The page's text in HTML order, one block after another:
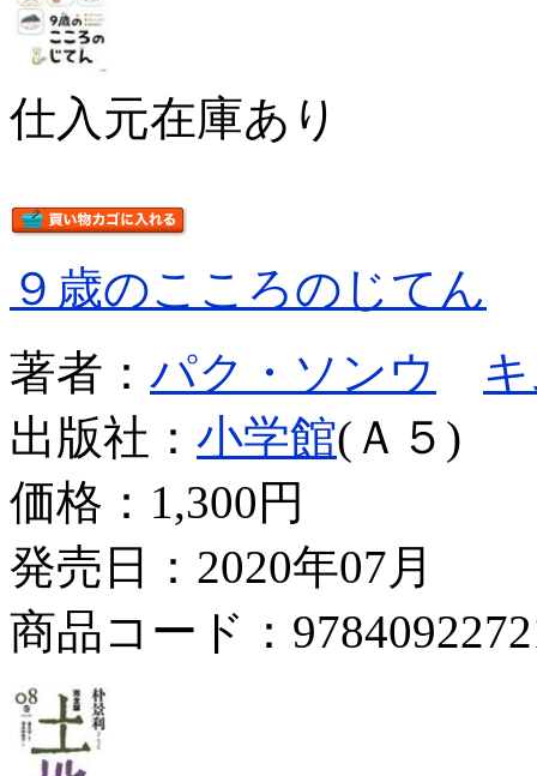
仕入元在庫あり
９歳のこころのじてん
著者： パク・ソンウ
出版社： 小学館(Ａ５)
価格： 1,300円
発売日：2020年07月
商品コード：